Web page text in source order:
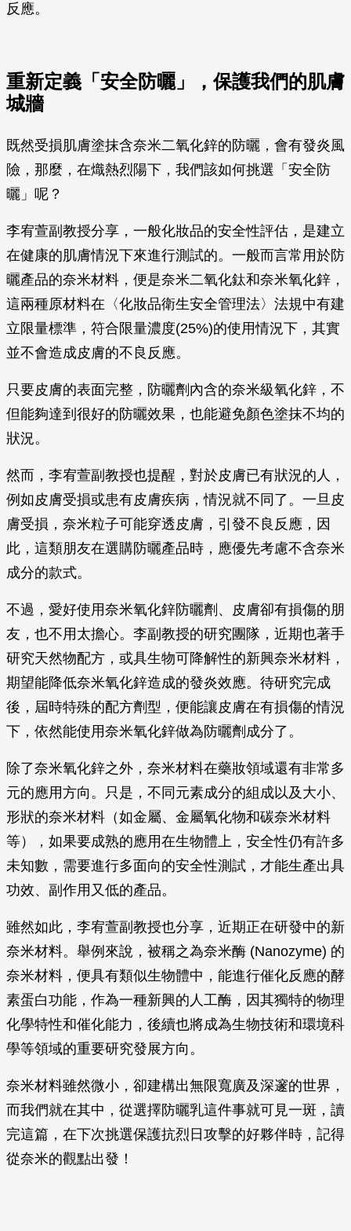
反應。
重新定義「安全防曬」，保護我們的肌膚
城牆
既然受損肌膚塗抹含奈米二氧化鋅的防曬，會有發炎風
險，那麼，在熾熱烈陽下，我們該如何挑選「安全防
曬」呢？
李宥萱副教授分享，一般化妝品的安全性評估，是建立
在健康的肌膚情況下來進行測試的。一般而言常用於防
曬產品的奈米材料，便是奈米二氧化鈦和奈米氧化鋅，
這兩種原材料在〈化妝品衛生安全管理法〉法規中有建
立限量標準，符合限量濃度(25%)的使用情況下，其實
並不會造成皮膚的不良反應。
只要皮膚的表面完整，防曬劑內含的奈米級氧化鋅，不
但能夠達到很好的防曬效果，也能避免顏色塗抹不均的
狀況。
然而，李宥萱副教授也提醒，對於皮膚已有狀況的人，
例如皮膚受損或患有皮膚疾病，情況就不同了。一旦皮
膚受損，奈米粒子可能穿透皮膚，引發不良反應，因
此，這類朋友在選購防曬產品時，應優先考慮不含奈米
成分的款式。
不過，愛好使用奈米氧化鋅防曬劑、皮膚卻有損傷的朋
友，也不用太擔心。李副教授的研究團隊，近期也著手
研究天然物配方，或具生物可降解性的新興奈米材料，
期望能降低奈米氧化鋅造成的發炎效應。待研究完成
後，屆時特殊的配方劑型，便能讓皮膚在有損傷的情況
下，依然能使用奈米氧化鋅做為防曬劑成分了。
除了奈米氧化鋅之外，奈米材料在藥妝領域還有非常多
元的應用方向。只是，不同元素成分的組成以及大小、
形狀的奈米材料（如金屬、金屬氧化物和碳奈米材料
等），如果要成熟的應用在生物體上，安全性仍有許多
未知數，需要進行多面向的安全性測試，才能生產出具
功效、副作用又低的產品。
雖然如此，李宥萱副教授也分享，近期正在研發中的新
奈米材料。舉例來說，被稱之為奈米酶 (Nanozyme) 的
奈米材料，便具有類似生物體中，能進行催化反應的酵
素蛋白功能，作為一種新興的人工酶，因其獨特的物理
化學特性和催化能力，後續也將成為生物技術和環境科
學等領域的重要研究發展方向。
奈米材料雖然微小，卻建構出無限寬廣及深邃的世界，
而我們就在其中，從選擇防曬乳這件事就可見一斑，讀
完這篇，在下次挑選保護抗烈日攻擊的好夥伴時，記得
從奈米的觀點出發！